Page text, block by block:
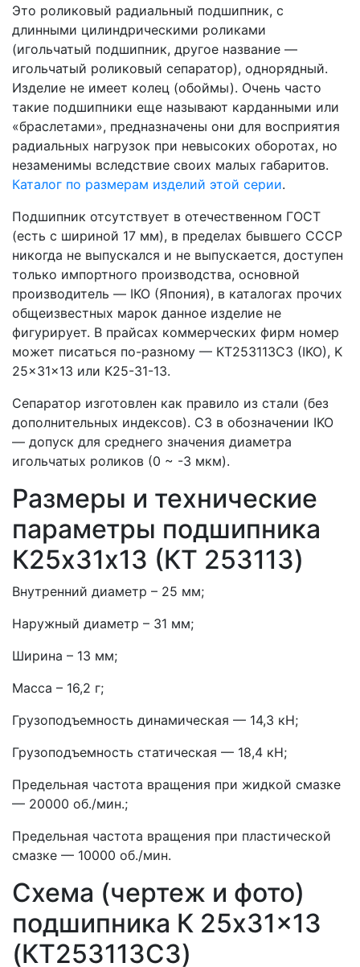
Это роликовый радиальный подшипник, с
длинными цилиндрическими роликами
(игольчатый подшипник, другое название —
игольчатый роликовый сепаратор), однорядный.
Изделие не имеет колец (обоймы). Очень часто
такие подшипники еще называют карданными или
«браслетами», предназначены они для восприятия
радиальных нагрузок при невысоких оборотах, но
незаменимы вследствие своих малых габаритов.
Каталог по размерам изделий этой серии.
Подшипник отсутствует в отечественном ГОСТ
(есть с шириной 17 мм), в пределах бывшего СССР
никогда не выпускался и не выпускается, доступен
только импортного производства, основной
производитель — IKO (Япония), в каталогах прочих
общеизвестных марок данное изделие не
фигурирует. В прайсах коммерческих фирм номер
может писаться по-разному — КT253113C3 (IKO), K
25x31x13 или K25-31-13.
Сепаратор изготовлен как правило из стали (без
дополнительных индексов). C3 в обозначении IKO
— допуск для среднего значения диаметра
игольчатых роликов (0 ~ -3 мкм).
Размеры и технические
параметры подшипника
К25х31х13 (КT 253113)
Внутренний диаметр – 25 мм;
Наружный диаметр – 31 мм;
Ширина – 13 мм;
Масса – 16,2 г;
Грузоподъемность динамическая — 14,3 кН;
Грузоподъемность статическая — 18,4 кН;
Предельная частота вращения при жидкой смазке
— 20000 об./мин.;
Предельная частота вращения при пластической
смазке — 10000 об./мин.
Схема (чертеж и фото)
подшипника К 25х31×13
(КT253113C3)